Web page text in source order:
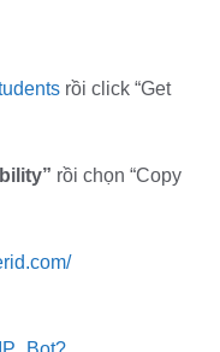
rồi click “Get
rồi chọn “Copy